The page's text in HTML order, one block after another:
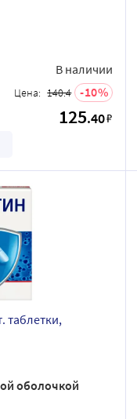
В наличии
Цена: 140.4 10
125.40₽
таблетки,
оболочкой